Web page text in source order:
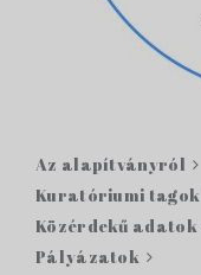
Az alapítványról
Kuratóriumi tagok
Közérdekű adatok
Pályázatok